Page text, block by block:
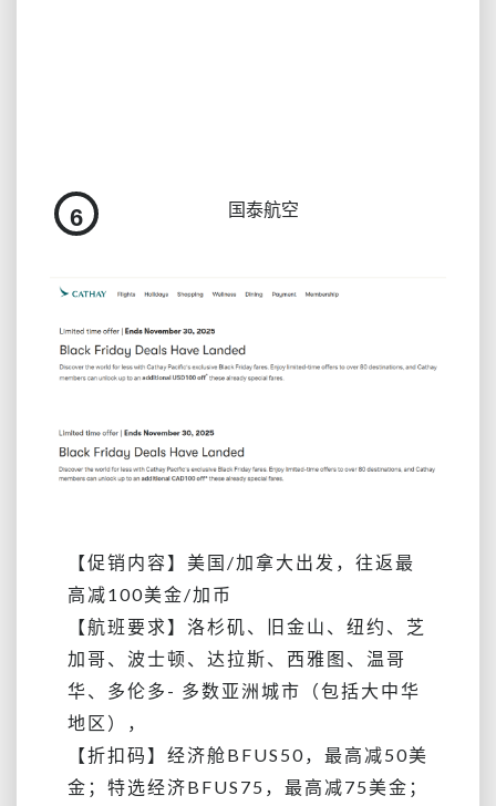
6 国泰航空
【促销内容】美国/加拿大出发，往返最
高减100美金/加币
【航班要求】洛杉矶、旧金山、纽约、芝
加哥、波士顿、达拉斯、西雅图、温哥
华、多伦多- 多数亚洲城市（包括大中华
地区），
【折扣码】经济舱BFUS50，最高减50美
金；特选经济BFUS75， 最高减75美金；